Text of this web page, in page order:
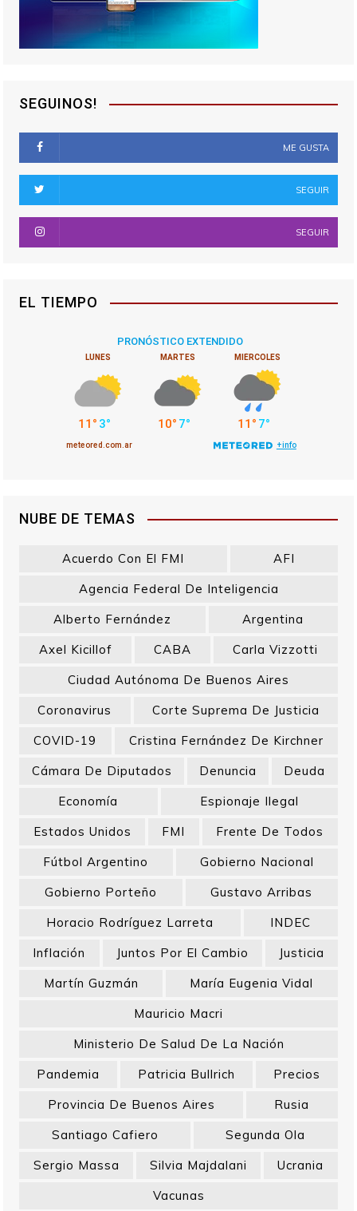
SEGUINOS!
ME GUSTA
SEGUIR
SEGUIR
EL TIEMPO
NUBE DE TEMAS
Acuerdo Con El FMI
AFI
Agencia Federal De Inteligencia
Alberto Fernández
Argentina
Axel Kicillof
CABA
Carla Vizzotti
Ciudad Autónoma De Buenos Aires
Coronavirus
Corte Suprema De Justicia
COVID-19
Cristina Fernández De Kirchner
Cámara De Diputados
Denuncia
Deuda
Economía
Espionaje Ilegal
Estados Unidos
FMI
Frente De Todos
Fútbol Argentino
Gobierno Nacional
Gobierno Porteño
Gustavo Arribas
Horacio Rodríguez Larreta
INDEC
Inflación
Juntos Por El Cambio
Justicia
Martín Guzmán
María Eugenia Vidal
Mauricio Macri
Ministerio De Salud De La Nación
Pandemia
Patricia Bullrich
Precios
Provincia De Buenos Aires
Rusia
Santiago Cafiero
Segunda Ola
Sergio Massa
Silvia Majdalani
Ucrania
Vacunas